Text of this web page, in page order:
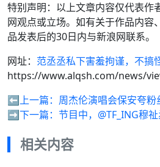
特别声明：以上文章内容仅代表作
网观点或立场。如有关于作品内容
品发表后的30日内与新浪网联系。
网址： 范丞丞私下害羞拘谨，不搞
https://www.alqsh.com/news/
⬅️上一篇： 周杰伦演唱会保安夸粉
➡️下一篇： 节目中，@TF_ING穆
相关内容